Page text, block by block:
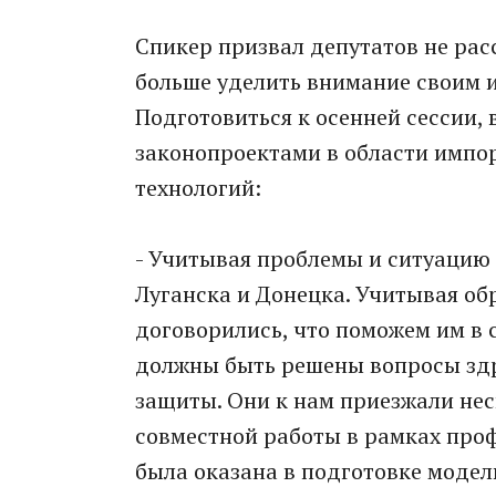
Спикер призвал депутатов не
больше уделить внимание своим
Подготовиться к осенней
законопроектами в области
технологий:
- Учитывая проблемы и ситуацию
Луганска и Донецка. Учитывая
договорились, что поможем им в
должны быть решены вопросы
защиты. Они к нам приезжали
совместной работы в рамках
была оказана в подготовке